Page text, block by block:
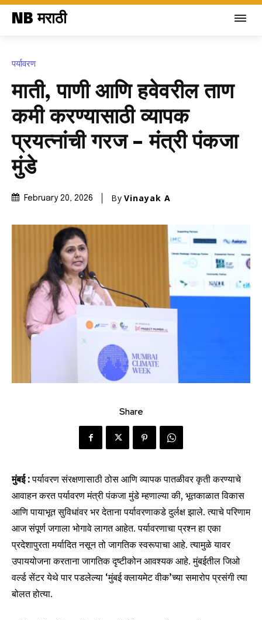
NB मराठी
पर्यावरण
माती, पाणी आणि हवेवरील ताण
कमी करण्यासाठी व्यापक
प्रयत्नांची गरज – मंत्री पंकजा
मुंडे
February 20, 2026 By Vinayak A
Share
मुंबई :पर्यावरण संरक्षणासाठी ठोस आणि व्यापक पातळीवर कृती करण्याचे
आवाहन करत पर्यावरण मंत्री पंकजा मुंडे म्हणाल्या की, भूतकाळात विकास
आणि पायाभूत सुविधांवर भर देताना पर्यावरणाकडे दुर्लक्ष झाले. त्याचे परिणाम
आज संपूर्ण जगाला भोगावे लागत आहेत. पर्यावरणाचा प्रश्न हा एका
प्रदेशापुरता मर्यादित नसून तो जागतिक स्वरूपाचा आहे. त्यामुळे यावर
उपाययोजना करताना जागतिक दृष्टीकोन आवश्यक आहे. मुंबईतील जिओ
वर्ल्ड सेंटर येथे पार पडलेल्या ‘मुंबई क्लायमेट वीक’च्या समारोप प्रसंगी त्या
बोलत होत्या.